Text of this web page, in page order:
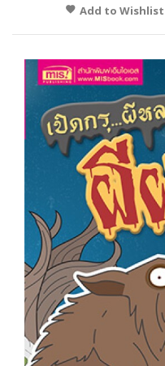
Add to Wishlist